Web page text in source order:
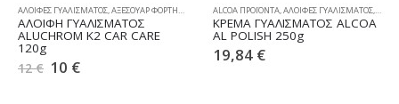
ΑΛΟΙΦΕΣ ΓΥΑΛΙΣΜΑΤΟΣ,ΑΞΕΣΟΥΑΡ ΦΟΡΤΗΓΩΝ ΚΑΘΑΡΙΣΜΟΣ & ΣΥΝΤΗΡΗΣΗ
ΑΛΟΙΦΗ ΓΥΑΛΙΣΜΑΤΟΣ
ALUCHROM K2 CAR CARE
120g
12€ 10 €
ALCOA ΠΡΟΪΟΝΤΑ,ΑΛΟΙΦΕΣ ΓΥΑΛΙΣΜΑΤΟΣ,
ΚΡΕΜΑ ΓΥΑΛΙΣΜΑΤΟΣ ALCOA
AL POLISH 250g
19,84 €